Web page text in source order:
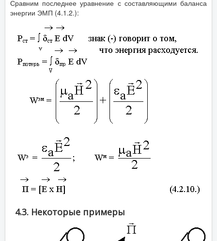
Сравним последнее уравнение с составляющими баланса
энергии ЭМП (4.1.2.):
4.3. Некоторые примеры